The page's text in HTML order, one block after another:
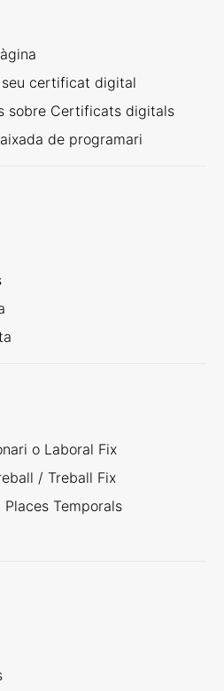
certificat digital
sobre Certificats digitals
de programari
o Laboral Fix
/ Treball Fix
Temporals